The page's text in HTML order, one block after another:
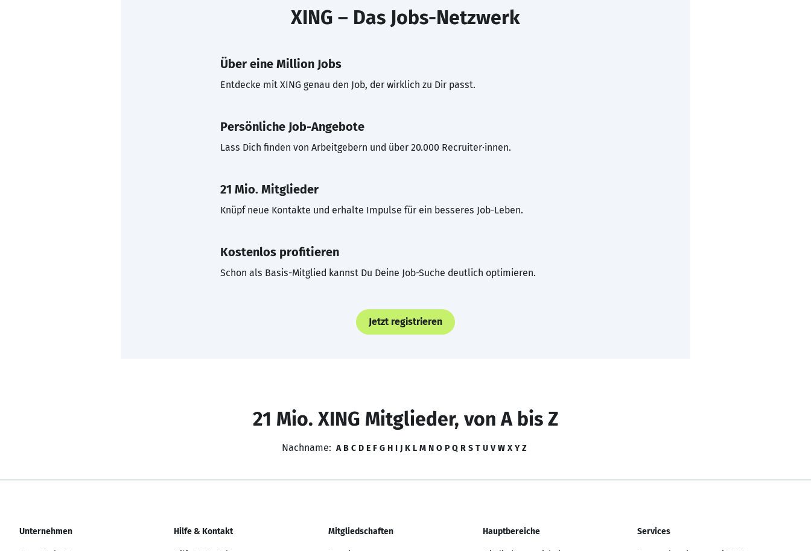
XING – Das Jobs-Netzwerk
Über eine Million Jobs
Entdecke mit XING genau den Job, der wirklich zu Dir passt.
Persönliche Job-Angebote
Lass Dich finden von Arbeitgebern und über 20.000 Recruiter·innen.
21 Mio. Mitglieder
Knüpf neue Kontakte und erhalte Impulse für ein besseres Job-Leben.
Kostenlos profitieren
Schon als Basis-Mitglied kannst Du Deine Job-Suche deutlich optimieren.
Jetzt registrieren
21 Mio. XING Mitglieder, von A bis Z
Nachname: A B C D E F G H I J K L M N O P Q R S T U V W X Y Z
Unternehmen Hilfe & Kontakt Mitgliedschaften Hauptbereiche Services